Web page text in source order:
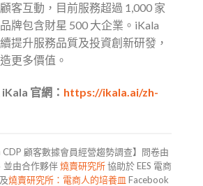
客互動，目前服務超過 1,000 家
牌包含財星 500 大企業。iKala
提升服務品質及投資創新研發，
更多價值。
官網： https://ikala.ai/zh-
CDP 顧客數據會員經營趨勢調查】問卷由
並由合作夥伴燒賣研究所協助於 EES 電商
燒賣研究所：電商人的培養皿 Facebook